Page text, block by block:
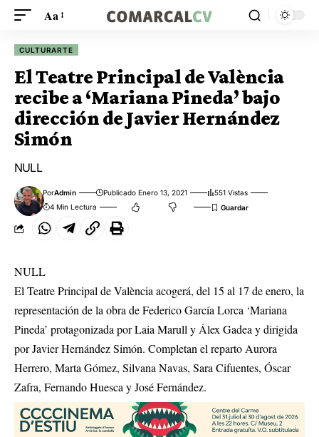
Aa
CULTURARTE
El Teatre Principal de València
recibe a ‘Mariana Pineda’ bajo
dirección de Javier Hernández
Simón
NULL
PorAdmin Publicado Enero 13, 2021
551 Vistas
4 Min Lectura
NULL
El Teatre Principal de València acogerá, del 15 al 17 de enero, la
representación de la obra de Federico García Lorca ‘Mariana
Pineda’ protagonizada por Laia Marull y Álex Gadea y dirigida
por Javier Hernández Simón. Completan el reparto Aurora
Herrero, Marta Gómez, Silvana Navas, Sara Cifuentes, Óscar
Zafra, Fernando Huesca y José Fernández.